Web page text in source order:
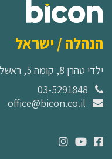
הנהלה / ישראל
ילדי טהרן 8, קומה 5, ראשל"צ